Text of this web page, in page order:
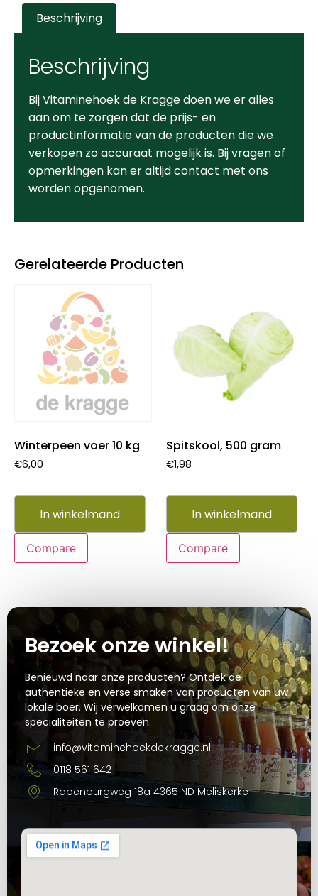
Gerelateerde Producten
Winterpeen voer 10 kg
€6,00
In winkelmand
Compare
Spitskool, 500 gram
€1,98
In winkelmand
Compare
Beschrijving
Beschrijving
Bij Vitaminehoek de Kragge doen we er alles
aan om te zorgen dat de prijs- en
productinformatie van de producten die we
verkopen zo accuraat mogelijk is. Bij vragen of
opmerkingen kan er altijd contact met ons
worden opgenomen.
Bezoek onze winkel!
Benieuwd naar onze producten? Ontdek de
authentieke en verse smaken van producten van uw
lokale boer. Wij verwelkomen u graag om onze
specialiteiten te proeven.
info@vitaminehoekdekragge.nl
0118 561 642
Rapenburgweg 18a 4365 ND Meliskerke